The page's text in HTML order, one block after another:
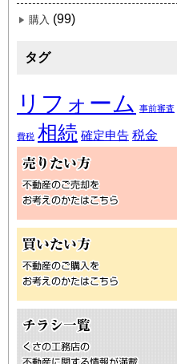
購入 (99)
タグ
リフォーム 事前審査
費税 相続 確定申告 税金